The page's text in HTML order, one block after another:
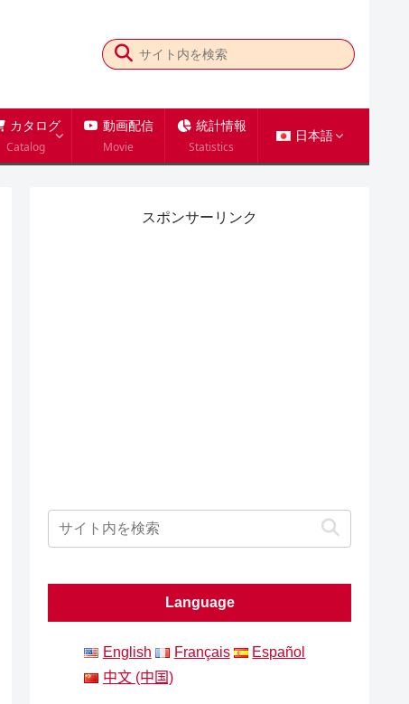
カタログ
Catalog
動画配信
Movie
統計情報
Statistics
日本語
スポンサーリンク
Language
English Français
Español
中文 (中国)